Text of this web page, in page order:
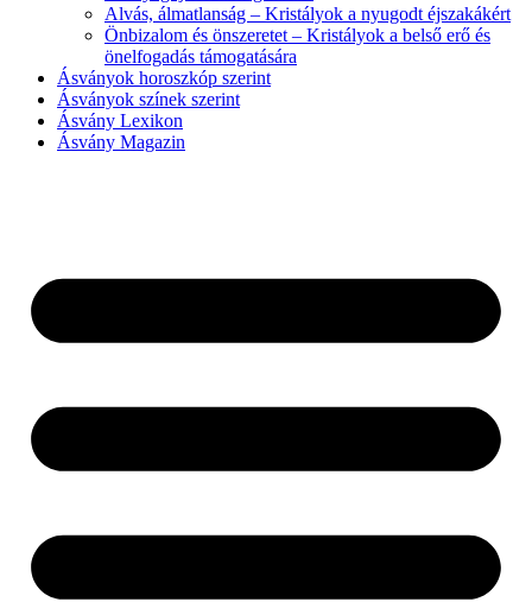
Alvás, álmatlanság – Kristályok a nyugodt éjszakákért
Önbizalom és önszeretet – Kristályok a belső erő és
önelfogadás támogatására
Ásványok horoszkóp szerint
Ásványok színek szerint
Ásvány Lexikon
Ásvány Magazin